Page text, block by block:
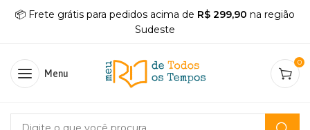
📦 Frete grátis para pedidos acima de R$ 299,90 na região
Sudeste
Menu
0